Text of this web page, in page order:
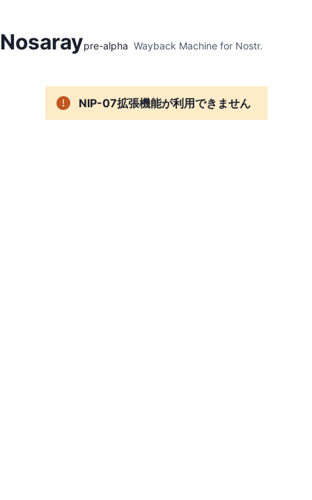
Nosaraypre-alpha Wayback Machine for Nostr.
NIP-07拡張機能が利用できません